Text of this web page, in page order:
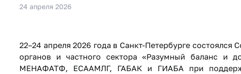
24 апреля 2026
22–24 апреля 2026 года в Санкт-Петербурге
органов и частного сектора «Разумный баланс и
МЕНАФАТФ, ЕСААМЛГ, ГАБАК и ГИАБА при